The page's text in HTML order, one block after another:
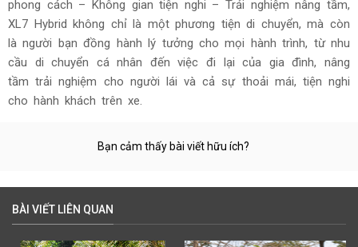
phong cách – Không gian tiện nghi – Trải nghiệm nâng tầm,
XL7 Hybrid không chỉ là một phương tiện di chuyển, mà còn
là người bạn đồng hành lý tưởng cho mọi hành trình, từ nhu
cầu di chuyển cá nhân đến việc đi lại của gia đình, nâng
tầm trải nghiệm cho người lái và cả sự thoải mái, tiện nghi
cho hành khách trên xe.
Bạn cảm thấy bài viết hữu ích?
BÀI VIẾT LIÊN QUAN